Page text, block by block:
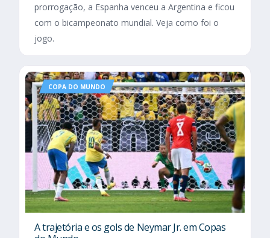
prorrogação, a Espanha venceu a Argentina e ficou
com o bicampeonato mundial. Veja como foi o
jogo.
COPA DO MUNDO
A trajetória e os gols de Neymar Jr. em Copas